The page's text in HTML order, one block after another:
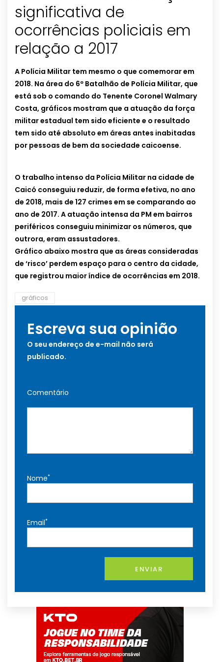
significativa de
ocorrências policiais em
relação a 2017
A Polícia Militar tem mesmo o que comemorar em
2018. Na área do 6º Batalhão de Polícia Militar, que
está sob o comando do Tenente Coronel Walmary
Costa, gráficos mostram que a atuação da força
militar estadual tem sido eficiente e o resultado
tem sido até absoluto em áreas antes inabitadas
por pessoas de bem da sociedade caicoense.
O trabalho intenso da Polícia Militar na cidade de
Caicó conseguiu reduzir, de forma efetiva, no ano
de 2018, mais de 127 crimes em se comparando ao
ano de 2017. A atuação intensa da PM em bairros
periféricos conseguiu minimizar os números, que
outrora, eram assustadores.
Gráfico abaixo mostra que as áreas consideradas
de ‘risco’ perdem espaço para o centro da cidade,
que registrou maior índice de ocorrências em 2018.
gráficos
Escreva sua opinião
O seu endereço de e-mail não será
publicado.
Comentário
Nome*
Email*
ENVIAR